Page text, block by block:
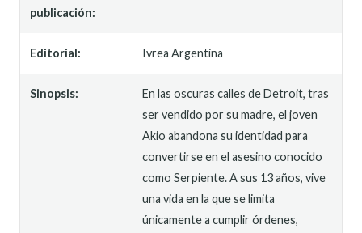
publicación:
Editorial: Ivrea Argentina
Sinopsis:
En las oscuras calles de Detroit, tras
ser vendido por su madre, el joven
Akio abandona su identidad para
convertirse en el asesino conocido
como Serpiente. A sus 13 años, vive
una vida en la que se limita
únicamente a cumplir órdenes,